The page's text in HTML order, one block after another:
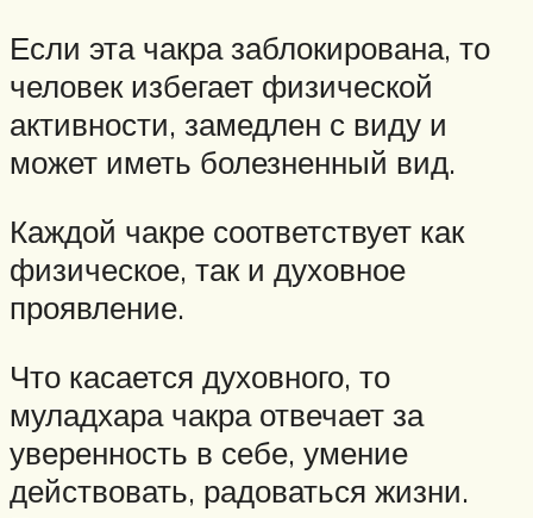
Если эта чакра заблокирована, то
человек избегает физической
активности, замедлен с виду и
может иметь болезненный вид.
Каждой чакре соответствует как
физическое, так и духовное
проявление.
Что касается духовного, то
муладхара чакра отвечает за
уверенность в себе, умение
действовать, радоваться жизни.